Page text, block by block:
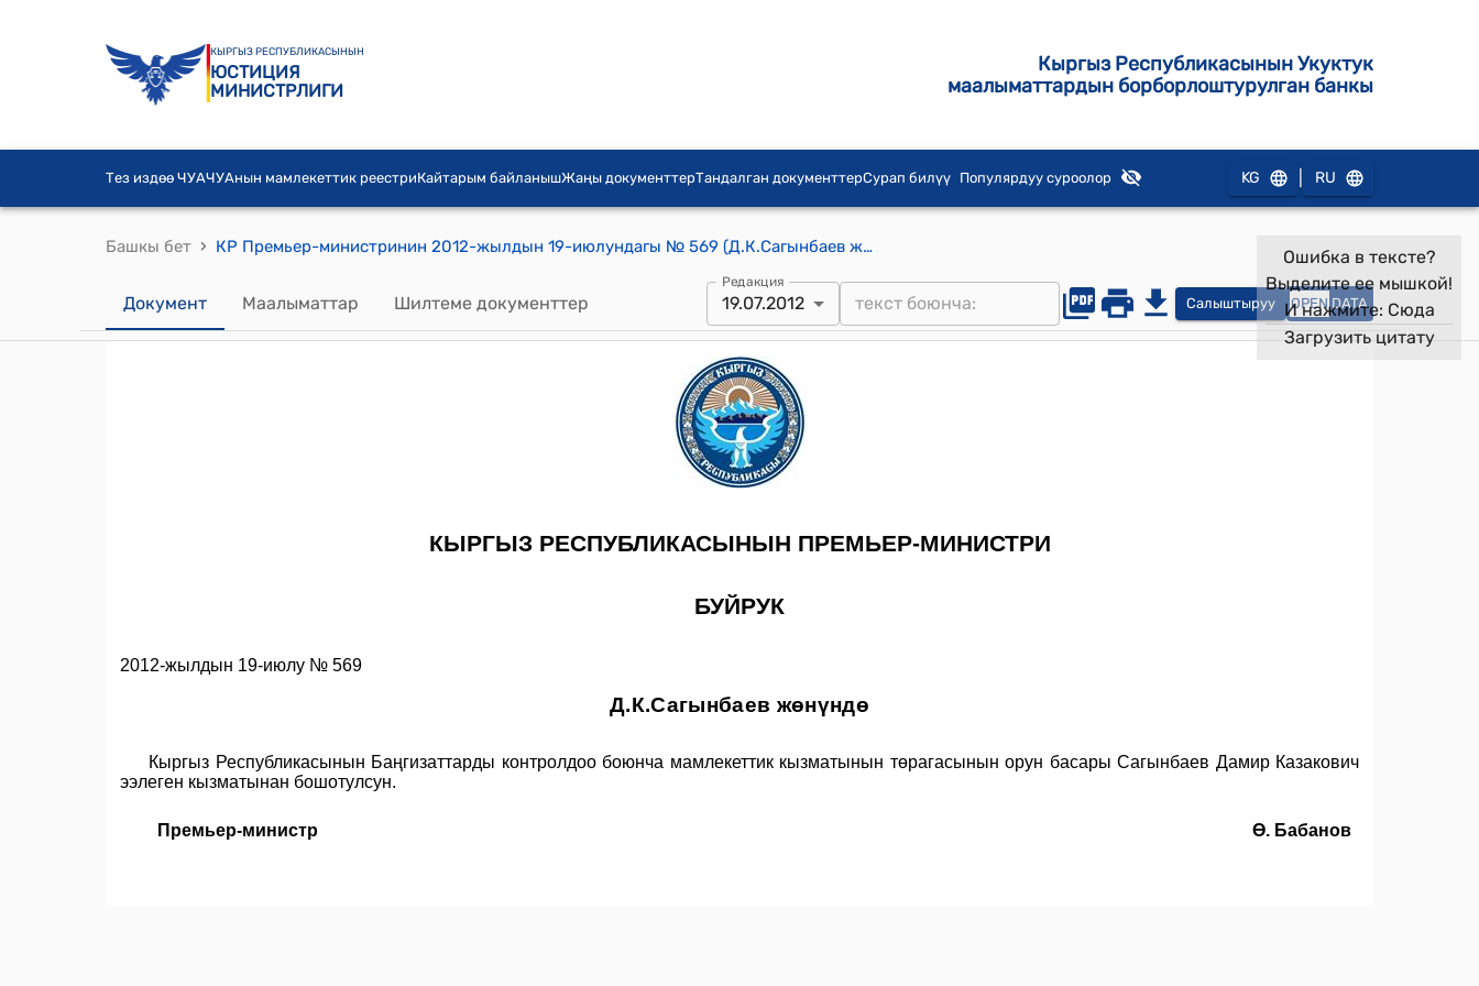
КЫРГЫЗ РЕСПУБЛИКАСЫНЫН
ЮСТИЦИЯ
МИНИСТРЛИГИ
Кыргыз Республикасынын Укуктук
маалыматтардын борборлоштурулган банкы
Тез издөө ЧУАЧУАнын мамлекеттик реестриКайтарым байланышЖаңы документтерТандалган документтерСурап билүү Популярдуу суроолор KG RU
Башкы бет › КР Премьер-министринин 2012-жылдын 19-июлундагы № 569 (Д.К.Сагынбаев жөнүндө) буйругу
Документ Маалыматтар Шилтеме документтер
Редакция
19.07.2012 Салыштыруу OPEN DATA
Ошибка в тексте?
Выделите ее мышкой!
И нажмите: Сюда
Загрузить цитату